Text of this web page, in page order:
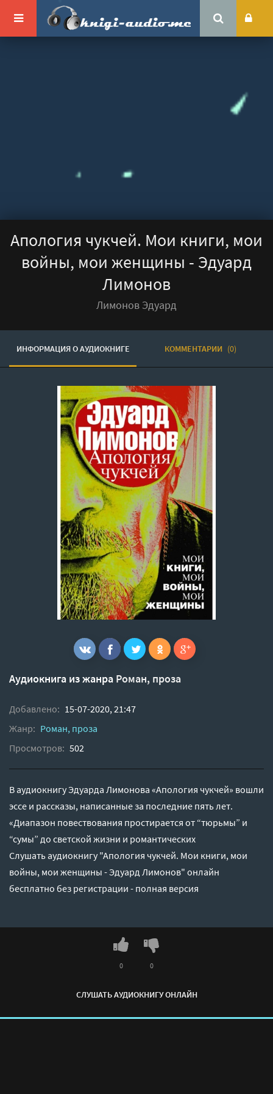
Апология чукчей. Мои книги, мои
войны, мои женщины - Эдуард
Лимонов
Лимонов Эдуард
ИНФОРМАЦИЯ О АУДИОКНИГЕ КОММЕНТАРИИ (0)
Аудиокнига из жанра Роман, проза
Добавлено: 15-07-2020, 21:47
Жанр: Роман, проза
Просмотров: 502
В аудиокнигу Эдуарда Лимонова «Апология чукчей» вошли
эссе и рассказы, написанные за последние пять лет.
«Диапазон повествования простирается от “тюрьмы” и
“сумы” до светской жизни и романтических
Слушать аудиокнигу "Апология чукчей. Мои книги, мои
войны, мои женщины - Эдуард Лимонов" онлайн
бесплатно без регистрации - полная версия
СЛУШАТЬ АУДИОКНИГУ ОНЛАЙН
0 0